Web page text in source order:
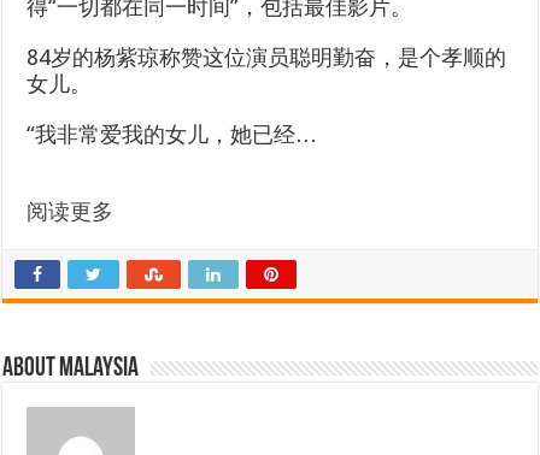
得“一切都在同一时间”，包括最佳影片。
84岁的杨紫琼称赞这位演员聪明勤奋，是个孝顺的
女儿。
“我非常爱我的女儿，她已经…
阅读更多
About Malaysia